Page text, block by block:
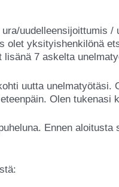
uudelleensijoittumis
olet yksityishenkilönä
7 askelta
uutta
Olen
Ennen